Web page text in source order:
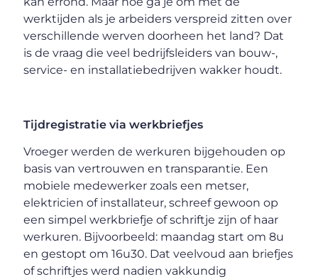
werktijden als je arbeiders verspreid zitten over
verschillende werven doorheen het land? Dat
is de vraag die veel bedrijfsleiders van bouw-,
service- en installatiebedrijven wakker houdt.
Tijdregistratie via werkbriefjes
Vroeger werden de werkuren bijgehouden op
basis van vertrouwen en transparantie. Een
mobiele medewerker zoals een metser,
elektricien of installateur, schreef gewoon op
een simpel werkbriefje of schriftje zijn of haar
werkuren. Bijvoorbeeld: maandag start om 8u
en gestopt om 16u30. Dat veelvoud aan briefjes
of schriftjes werd nadien vakkundig